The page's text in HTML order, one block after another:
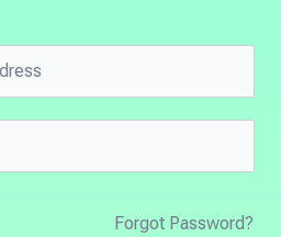
Forgot Password?